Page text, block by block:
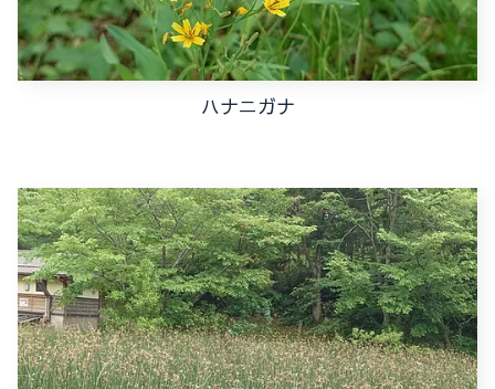
ハナニガナ